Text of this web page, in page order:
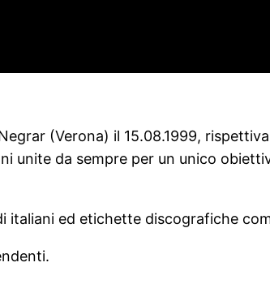
(Verona) il 15.08.1999,
unite da sempre per un unico
ed etichette discografiche